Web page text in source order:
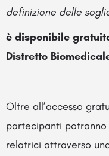
definizione delle
è disponibile
Distretto
Oltre all’accesso
partecipanti
relatrici attraverso